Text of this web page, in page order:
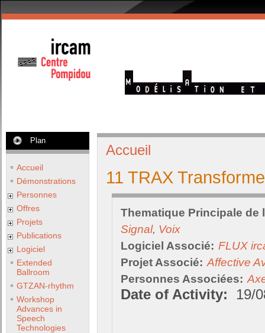
Plan
Accueil
Démonstrations
Personnes
Offres
Projets
Publications
Logiciel
Extended
Ballroom
GTZAN-rhythm
Workshop
Advances in
Speech
Technologies
Accueil
11 TRAX
Thematique Principale de
Signal, Voix
Logiciel Associé: FLUX
Projet Associé: Affective
Personnes Associées:
Date of Activity: 19/